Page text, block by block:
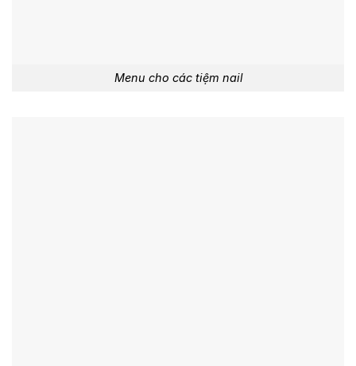
Menu cho các tiệm nail